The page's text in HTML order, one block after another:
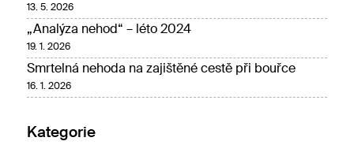
13. 5. 2026
„Analýza nehod“ – léto 2024
19. 1. 2026
Smrtelná nehoda na zajištěné cestě při bouřce
16. 1. 2026
Kategorie